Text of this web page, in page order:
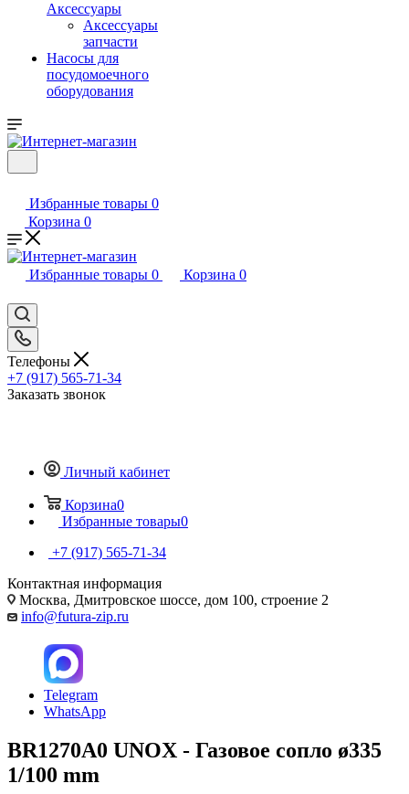
Аксессуары
Аксессуары
запчасти
Насосы для
посудомоечного
оборудования
Избранные товары 0
Корзина 0
Избранные товары 0 Корзина 0
Телефоны
+7 (917) 565-71-34
Заказать звонок
Личный кабинет
Корзина0
Избранные товары0
+7 (917) 565-71-34
Контактная информация
Москва, Дмитровское шоссе, дом 100, строение 2
info@futura-zip.ru
Telegram
WhatsApp
BR1270A0 UNOX - Газовое сопло ø335
1/100 mm